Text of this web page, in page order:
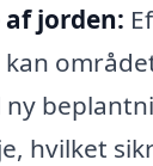
af jorden:
hvilket